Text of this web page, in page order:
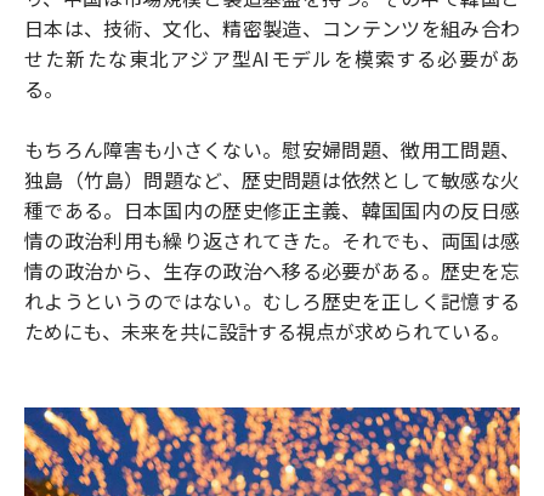
日本は、技術、文化、精密製造、コンテンツを組み合わ
せた新たな東北アジア型AIモデルを模索する必要があ
る。
もちろん障害も小さくない。慰安婦問題、徴用工問題、
独島（竹島）問題など、歴史問題は依然として敏感な火
種である。日本国内の歴史修正主義、韓国国内の反日感
情の政治利用も繰り返されてきた。それでも、両国は感
情の政治から、生存の政治へ移る必要がある。歴史を忘
れようというのではない。むしろ歴史を正しく記憶する
ためにも、未来を共に設計する視点が求められている。